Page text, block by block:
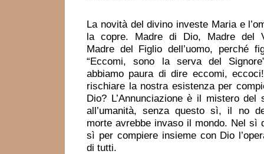
La novità del divino investe Maria e
la copre. Madre di Dio, Madre del
Madre del Figlio dell’uomo, perché
“Eccomi, sono la serva del
abbiamo paura di dire eccomi,
rischiare la nostra esistenza per
Dio? L’Annunciazione è il mistero
all’umanità, senza questo sì, il no
morte avrebbe invaso il mondo. Nel sì
sì per compiere insieme con Dio
di tutti.